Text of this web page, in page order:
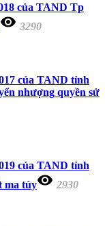
của TAND Tp
visibility 3290
của TAND tỉnh
nhượng quyền sử
của TAND tỉnh
ma túyvisibility 2930